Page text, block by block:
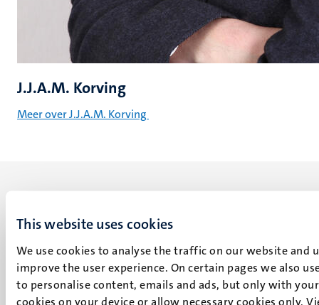
This website uses cookies
We use cookies to analyse the traffic on our website and
improve the user experience. On certain pages we also
to personalise content, emails and ads, but only with
cookies on your device or allow necessary cookies only.
J.J.A.M. Korving
Meer over J.J.A.M. Korving
UM visiting address
Minderbroedersberg 4-6
6211 LK
Maastricht